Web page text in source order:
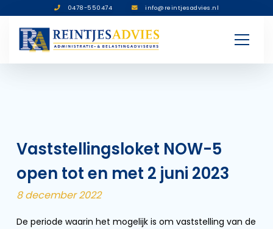
0478-550474 info@reintjesadvies.nl
Vaststellingsloket NOW-5
open tot en met 2 juni 2023
8 december 2022
De periode waarin het mogelijk is om vaststelling van de